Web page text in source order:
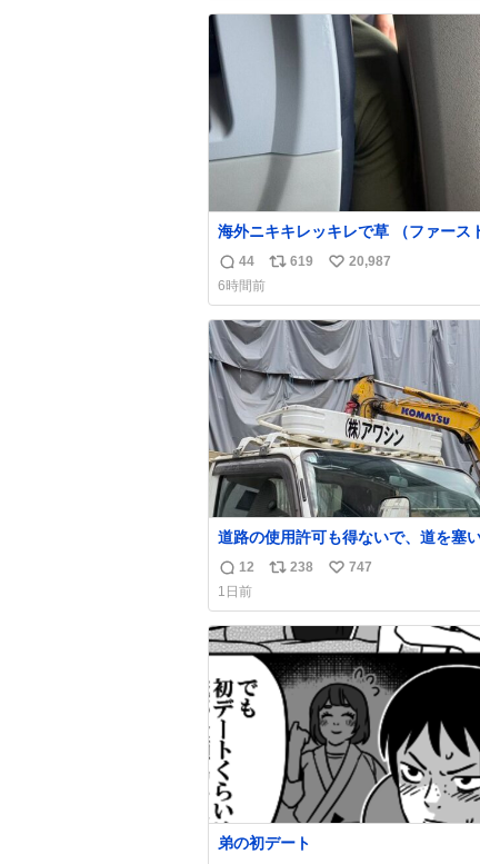
数
ス
ト
数
ね
数
海外ニキキレッキレで草 （ファース
は前の座席であるため）
返
信
数
44
リ
ス
ト
数
619
い
ね
数
20,987
6時間前
道路の使用許可も得ないで、道を塞
解体作業してる。 写真を撮ろうとし
手に写真撮るな馬鹿野郎」と罵倒され
ど。
返
信
数
12
リ
ス
ト
数
238
い
ね
数
747
1日前
弟の初デート